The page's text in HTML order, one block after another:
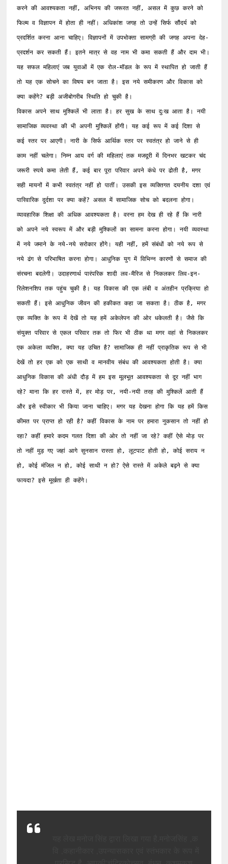
करने की आवश्यकता नहीं, अभिनय की जरूरत नहीं, असल में कुछ करने को
फिल्म व विज्ञापन में होता ही नहीं। अधिकांश जगह तो उन्हें सिर्फ सौंदर्य को
प्रदर्शित करना आना चाहिए। विज्ञापनों में उपभोक्ता सामग्री की जगह अपना देह-
प्रदर्शन कर सकती हैं। इतने मात्र से वह नाम भी कमा सकती हैं और दाम भी।
यह सफल महिलाएं जब युवाओं में एक रोल-मॉडल के रूप में स्थापित हो जाती हैं
तो यह एक सोचने का विषय बन जाता है। इस नये समीकरण और विकास को
क्या कहेंगे? बड़ी अजीबोगरीब स्थिति हो चुकी है।
विकास अपने साथ मुश्किलें भी लाता है। हर सुख के साथ दुःख आता है। नयी
सामाजिक व्यवस्था की भी अपनी मुश्किलें होंगी। यह कई रूप में कई दिशा से
कई स्तर पर आएगी। नारी के सिर्फ आर्थिक स्तर पर स्वतंत्र हो जाने से ही
काम नहीं चलेगा। निम्न आय वर्ग की महिलाएं तक मजदूरी में दिनभर खटकर चंद
जरूरी रुपये कमा लेती हैं, कई बार पूरा परिवार अपने कंधे पर ढोती है, मगर
सही मायनों में कभी स्वतंत्र नहीं हो पातीं। उसकी इस व्यक्तिगत दयनीय दशा एवं
पारिवारिक दुर्दशा पर क्या कहें? असल में सामाजिक सोच को बदलना होगा।
व्यावहारिक शिक्षा की अधिक आवश्यकता है। वरना हम देख ही रहे हैं कि नारी
को अपने नये स्वरूप में और बड़ी मुश्किलों का सामना करना होगा। नयी व्यवस्था
में नये जमाने के नये-नये सरोकार होंगे। यही नहीं, हमें संबंधों को नये रूप से
नये ढंग से परिभाषित करना होगा। आधुनिक युग में विभिन्न कारणों से समाज की
संरचना बदलेगी। उदाहरणार्थ पारंपरिक शादी लव-मैरिज से निकलकर लिव-इन-
रिलेशनशिप तक पहुंच चुकी है। यह विकास की एक लंबी व अंतहीन प्रक्रिया हो
सकती हैं। इसे आधुनिक जीवन की हकीकत कहा जा सकता है। ठीक है, मगर
एक व्यक्ति के रूप में देखें तो यह हमें अकेलेपन की ओर धकेलती है। जैसे कि
संयुक्त परिवार से एकल परिवार तक तो फिर भी ठीक था मगर वहां से निकलकर
एक अकेला व्यक्ति, क्या यह उचित है? सामाजिक ही नहीं प्राकृतिक रूप से भी
देखें तो हर एक को एक साथी व मानवीय संबंध की आवश्यकता होती है। क्या
आधुनिक विकास की अंधी दौड़ में हम इस मूलभूत आवश्यकता से दूर नहीं भाग
रहे? माना कि हर रास्ते में, हर मोड़ पर, नयी-नयी तरह की मुश्किलें आती हैं
और इसे स्वीकार भी किया जाना चाहिए। मगर यह देखना होगा कि यह हमें किस
कीमत पर प्राप्त हो रही है? कहीं विकास के नाम पर हमारा नुकसान तो नहीं हो
रहा? कहीं हमारे कदम गलत दिशा की ओर तो नहीं जा रहे? कहीं ऐसे मोड़ पर
तो नहीं मुड़ गए जहां आगे सुनसान रास्ता हो, लूटपाट होती हो, कोई सराय न
हो, कोई मंजिल न हो, कोई साथी न हो? ऐसे रास्ते में अकेले बढ़ने से क्या
फायदा? इसे मूर्खता ही कहेंगे।